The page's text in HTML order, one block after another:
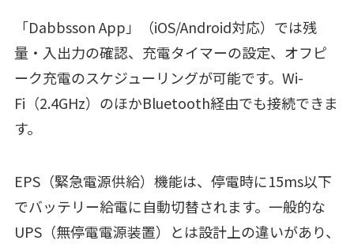
「Dabbsson App」（iOS/Android対応）では残
量・入出力の確認、充電タイマーの設定、オフピ
ーク充電のスケジューリングが可能です。Wi-
Fi（2.4GHz）のほかBluetooth経由でも接続できま
す。
EPS（緊急電源供給）機能は、停電時に15ms以下
でバッテリー給電に自動切替されます。一般的な
UPS（無停電電源装置）とは設計上の違いがあり、